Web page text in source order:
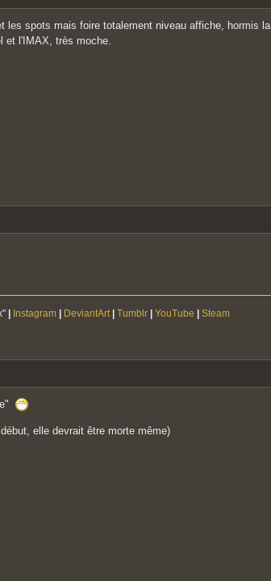
les spots mais foire totalement niveau affiche, hormis la
et l'IMAX, très moche.
| Instagram | DeviantArt | Tumblr | YouTube | Steam
elle devrait être morte même)